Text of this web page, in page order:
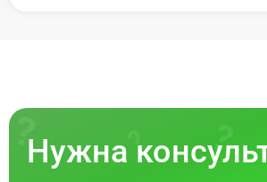
Нужна